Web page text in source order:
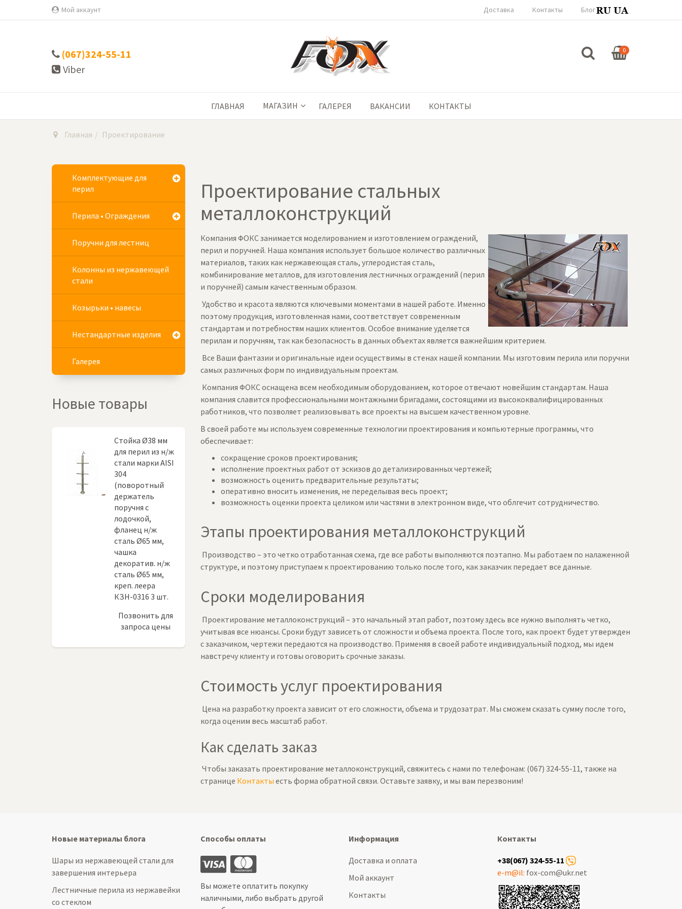
Мой аккаунт Доставка Контакты Блог
(067)324-55-11
Viber
0
ГЛАВНАЯ МАГАЗИН ГАЛЕРЕЯ ВАКАНСИИ КОНТАКТЫ
Главная Проектирование
Проектирование стальных
металлоконструкций
Компания ФОКС занимается моделированием и изготовлением ограждений,
перил и поручней. Наша компания использует большое количество различных
материалов, таких как нержавеющая сталь, углеродистая сталь,
комбинирование металлов, для изготовления лестничных ограждений (перил
и поручней) самым качественным образом.
Удобство и красота являются ключевыми моментами в нашей работе. Именно
поэтому продукция, изготовленная нами, соответствует современным
стандартам и потребностям наших клиентов. Особое внимание уделяется
перилам и поручням, так как безопасность в данных объектах является важнейшим критерием.
Все Ваши фантазии и оригинальные идеи осуществимы в стенах нашей компании. Мы изготовим перила или поручни
самых различных форм по индивидуальным проектам.
Компания ФОКС оснащена всем необходимым оборудованием, которое отвечают новейшим стандартам. Наша
компания славится профессиональными монтажными бригадами, состоящими из высококвалифицированных
работников, что позволяет реализовывать все проекты на высшем качественном уровне.
В своей работе мы используем современные технологии проектирования и компьютерные программы, что
обеспечивает:
сокращение сроков проектирования;
исполнение проектных работ от эскизов до детализированных чертежей;
возможность оценить предварительные результаты;
оперативно вносить изменения, не переделывая весь проект;
возможность оценки проекта целиком или частями в электронном виде, что облгечит сотрудничество.
Этапы проектирования металлоконструкций
Производство – это четко отработанная схема, где все работы выполняются поэтапно. Мы работаем по налаженной
структуре, и поэтому приступаем к проектированию только после того, как заказчик передает все данные.
Сроки моделирования
Проектирование металлоконструкций – это начальный этап работ, поэтому здесь все нужно выполнять четко,
учитывая все нюансы. Сроки будут зависеть от сложности и объема проекта. После того, как проект будет утвержден
с заказчиком, чертежи передаются на производство. Применяя в своей работе индивидуальный подход, мы идем
навстречу клиенту и готовы оговорить срочные заказы.
Стоимость услуг проектирования
Цена на разработку проекта зависит от его сложности, объема и трудозатрат. Мы сможем сказать сумму после того,
когда оценим весь масштаб работ.
Как сделать заказ
Чтобы заказать проектирование металлоконструкций, свяжитесь с нами по телефонам: (067) 324-55-11, также на
странице Контакты есть форма обратной связи. Оставьте заявку, и мы вам перезвоним!
Комплектующие для
перил
Перила • Ограждения
Поручни для лестниц
Колонны из нержавеющей
стали
Козырьки • навесы
Нестандартные изделия
Галерея
Новые товары
Стойка Ø38 мм
для перил из н/ж
стали марки AISI
304
(поворотный
держатель
поручня с
лодочкой,
фланец н/ж
сталь Ø65 мм,
чашка
декоратив. н/ж
сталь Ø65 мм,
креп. леера
КЗН-0316 3 шт.
Позвонить для
запроса цены
Новые материалы блога
Шары из нержавеющей стали для
завершения интерьера
Лестничные перила из нержавейки
со стеклом
Способы оплаты
Вы можете оплатить покупку
наличными, либо выбрать другой
Информация
Доставка и оплата
Мой аккаунт
Контакты
Контакты
+38(067) 324-55-11
e-m@il: fox-com@ukr.net